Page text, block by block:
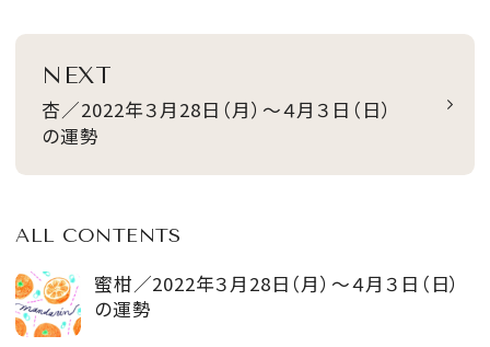
NEXT
杏／2022年３月28日（月）～４月３日（日）
の運勢
ALL CONTENTS
蜜柑／2022年３月28日（月）～４月３日（日）
の運勢